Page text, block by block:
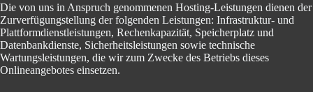
Die von uns in Anspruch genommenen Hosting-Leistungen dienen der
Zurverfügungstellung der folgenden Leistungen: Infrastruktur- und
Plattformdienstleistungen, Rechenkapazität, Speicherplatz und
Datenbankdienste, Sicherheitsleistungen sowie technische
Wartungsleistungen, die wir zum Zwecke des Betriebs dieses
Onlineangebotes einsetzen.